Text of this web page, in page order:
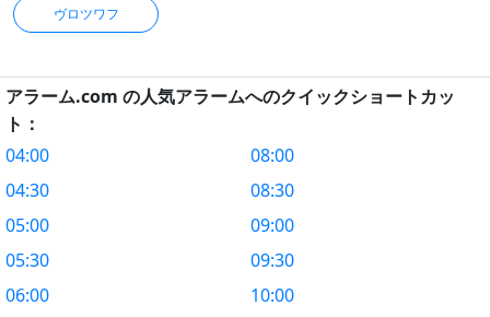
ヴロツワフ
アラーム.com の人気アラームへのクイックショートカッ
ト：
04:00
04:30
05:00
05:30
06:00
08:00
08:30
09:00
09:30
10:00